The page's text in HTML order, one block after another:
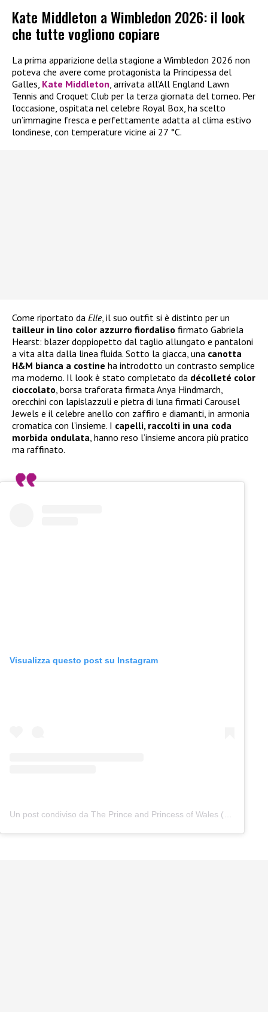
Kate Middleton a Wimbledon 2026: il look
che tutte vogliono copiare
La prima apparizione della stagione a Wimbledon 2026 non
poteva che avere come protagonista la Principessa del
Galles, Kate Middleton, arrivata all’All England Lawn
Tennis and Croquet Club per la terza giornata del torneo. Per
l’occasione, ospitata nel celebre Royal Box, ha scelto
un’immagine fresca e perfettamente adatta al clima estivo
londinese, con temperature vicine ai 27 °C.
Come riportato da Elle, il suo outfit si è distinto per un
tailleur in lino color azzurro fiordaliso firmato Gabriela
Hearst: blazer doppiopetto dal taglio allungato e pantaloni
a vita alta dalla linea fluida. Sotto la giacca, una canotta
H&M bianca a costine ha introdotto un contrasto semplice
ma moderno. Il look è stato completato da décolleté color
cioccolato, borsa traforata firmata Anya Hindmarch,
orecchini con lapislazzuli e pietra di luna firmati Carousel
Jewels e il celebre anello con zaffiro e diamanti, in armonia
cromatica con l’insieme. I capelli, raccolti in una coda
morbida ondulata, hanno reso l’insieme ancora più pratico
ma raffinato.
Visualizza questo post su Instagram